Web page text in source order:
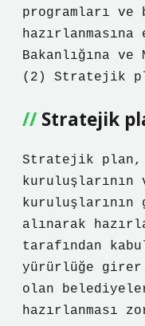
programları ve
Bakanlığına
(2) Stratejik
Stratejik
Stratejik plan,
alınarak
tarafından
yürürlüğe girer.
olan
hazırlanması